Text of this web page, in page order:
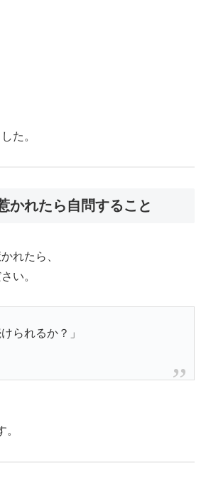
た。
かれたら自問すること
れたら、
い。
られるか？」